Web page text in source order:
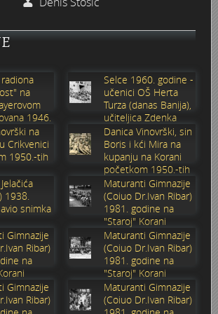
godine
Karlovac 1:1
1975. godine
vježba
Merkur
stadion
Karlovca
škola generacija 1981/1982
mladosti 1988.
most preko Kupe
Balaš
na
1946.
Selce 1960. godine -
učenici OŠ Herta
Turza (danas Banija),
učiteljica Zdenka
Sabolić
na
Crikvenici
1950.-tih
Danica Vinovrški, sin
Boris i kći Mira na
kupanju na Korani
početkom 1950.-tih
godina
1938.
snimka
Maturanti Gimnazije
(Coiuo Dr.Ivan Ribar)
1981. godine na
"Staroj" Korani
Gimnazije
Ribar)
na
Maturanti Gimnazije
(Coiuo Dr.Ivan Ribar)
1981. godine na
"Staroj" Korani
Gimnazije
Ribar)
Maturanti Gimnazije
(Coiuo Dr.Ivan Ribar)